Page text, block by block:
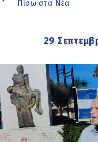
Πίσω στα Νέα
29